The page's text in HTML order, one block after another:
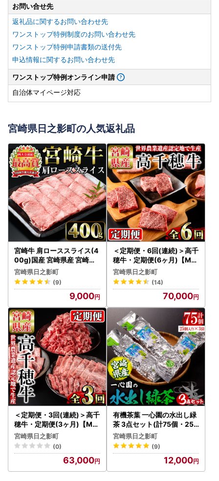
お問い合せ先
返礼品に関するお問い合わせ先
ワンストップ特例制度のお問い合わせ先
ワンストップ特例申請書類の送付先
申込情報に関するお問い合わせ先
ワンストップ特例オンライン申請
自治体マイページ対応
宮崎県日之影町の人気返礼品
宮崎牛 肩ローススライス(4
00g)国産 宮崎県産 宮崎牛
牛肉 すき焼き A4 和牛 ブラ
ンド牛 肩ロース 【MI005
】【(株)ミヤチク宮崎加工
宮崎県日之影町
(9)
9,000
＜定期便・6回(連続)＞高千
穂牛・定期便(6ヶ月)【MT
008】【JAみやざき 高千穂
牛ミートセンター】
宮崎県日之影町
(14)
70,000
＜定期便・3回(連続)＞高千
穂牛・定期便(3ヶ月)【MT
009】【JAみやざき 高千穂
牛ミートセンター】
宮崎県日之影町
(0)
63,000
有機茶葉 一心園の水出し緑
茶 3点セット(計75個・25
個×3袋) お茶 緑茶 茶 釜炒
り茶 有機栽培 ティーバッグ
水出しオーガニック 有機JA
S認証【IS007】【一心園】
宮崎県日之影町
(9)
12,000